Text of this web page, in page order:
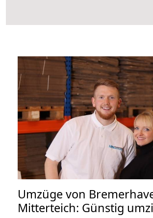
Umzüge von
Mitterteich: Günstig